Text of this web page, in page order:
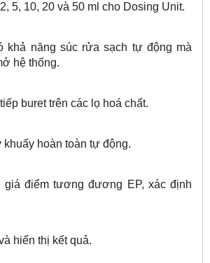
5, 10, 20 và 50 ml cho Dosing Unit.
khả năng súc rửa sạch tự động mà
hệ thống.
buret trên các lọ hoá chất.
hoàn toàn tự động.
điểm tương đương EP, xác định
hiển thị kết quả.